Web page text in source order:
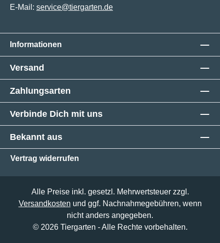
E-Mail: service@tiergarten.de
Informationen
Versand
Zahlungsarten
Verbinde Dich mit uns
Bekannt aus
Vertrag widerrufen
Alle Preise inkl. gesetzl. Mehrwertsteuer zzgl.
Versandkosten und ggf. Nachnahmegebühren, wenn
nicht anders angegeben.
© 2026 Tiergarten - Alle Rechte vorbehalten.